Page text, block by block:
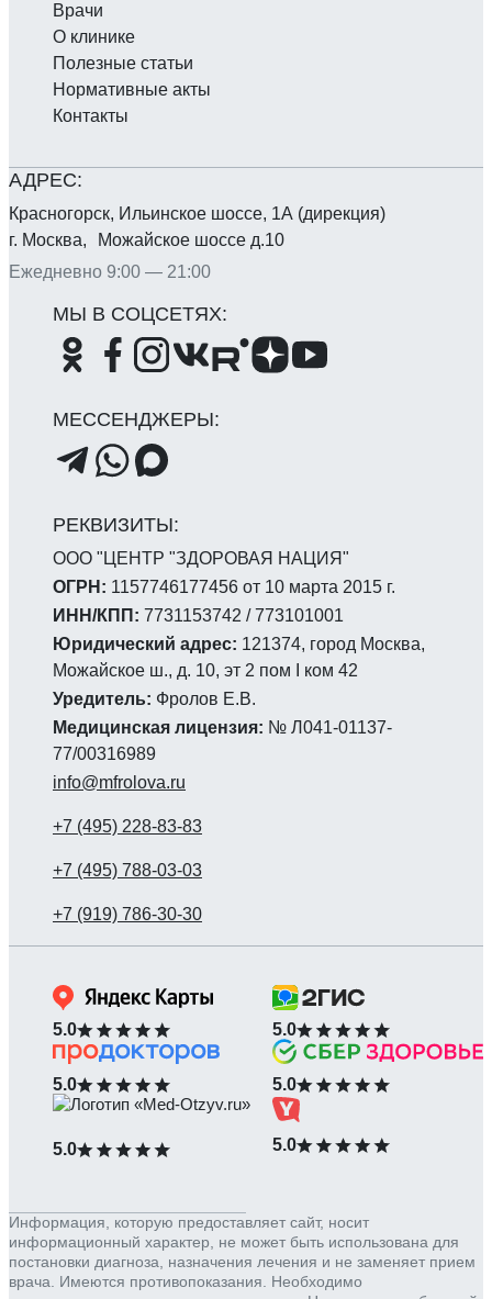
ООО "ЦЕНТР "ЗДОРОВАЯ НАЦИЯ"
ОГРН: 1157746177456 от 10 марта 2015 г.
ИНН/КПП: 7731153742 / 773101001
Юридический адрес: 121374, город Москва,
Можайское ш., д. 10, эт 2 пом I ком 42
Уредитель: Фролов Е.В.
Медицинская лицензия: № Л041-01137-
77/00316989
info@mfrolova.ru
Красногорск, Ильинское шоссе, 1А (дирекция)
г. Москва, Можайское шоссе д.10
Ежедневно 9:00 — 21:00
Врачи
О клинике
Полезные статьи
Нормативные акты
Контакты
5.0 5.0
5.0 5.0
5.0 5.0
Информация, которую предоставляет сайт, носит
информационный характер, не может быть использована для
постановки диагноза, назначения лечения и не заменяет прием
врача. Имеются противопоказания. Необходимо